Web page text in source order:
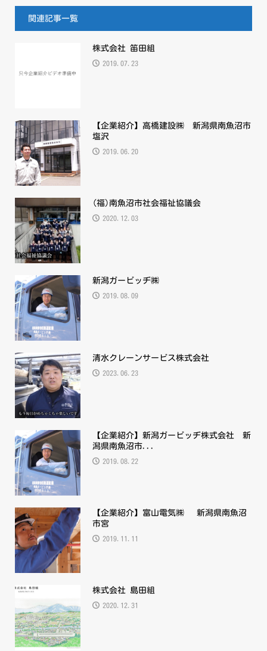
関連記事一覧
株式会社 笛田組
2019.07.23
【企業紹介】高橋建設㈱ 新潟県南魚沼市
塩沢
2019.06.20
(福)南魚沼市社会福祉協議会
2020.12.03
新潟ガービッヂ㈱
2019.08.09
清水クレーンサービス株式会社
2023.06.23
【企業紹介】新潟ガービッヂ株式会社 新
潟県南魚沼市...
2019.08.22
【企業紹介】富山電気㈱ 新潟県南魚沼
市宮
2019.11.11
株式会社 島田組
2020.12.31